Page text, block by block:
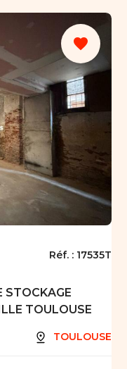
favorite
Réf. : 17535T
STOCKAGE
TOULOUSE
TOULOUSE